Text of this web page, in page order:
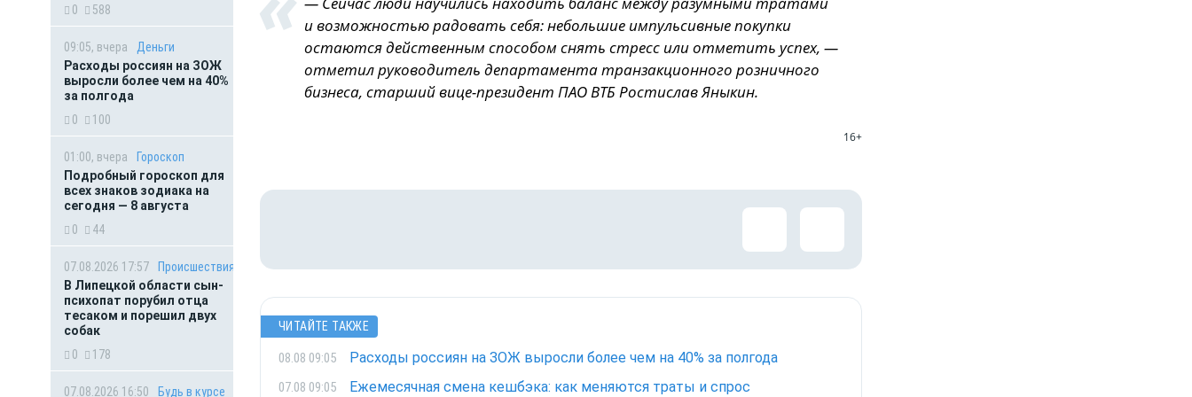
0 588
09:05, вчера
Деньги
Расходы россиян на ЗОЖ
выросли более чем на 40%
за полгода
0
100
01:00, вчера
Гороскоп
Подробный гороскоп для
всех знаков зодиака на
сегодня — 8 августа
0
44
07.08.2026 17:57
Происшествия
В Липецкой области сын-
психопат порубил отца
тесаком и порешил двух
собак
0
178
07.08.2026 16:50 Будь в курсе
и возможностью радовать себя: небольшие импульсивные покупки
остаются действенным способом снять стресс или отметить успех, —
отметил руководитель департамента транзакционного розничного
бизнеса, старший вице-президент ПАО ВТБ Ростислав Яныкин.
16+
ЧИТАЙТЕ ТАКЖЕ
08.08 09:05 Расходы россиян на ЗОЖ выросли более чем на 40% за полгода
07.08 09:05 Ежемесячная смена кешбэка: как меняются траты и спрос